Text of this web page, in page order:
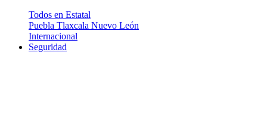
Todos en Estatal
Puebla Tlaxcala Nuevo León
Internacional
Seguridad